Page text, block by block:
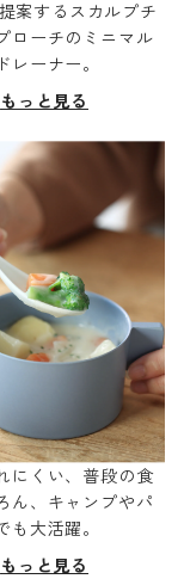
案するスカルプチ
ローチのミニマル
レーナー。
もっと見る
にくい、普段の食
ん、キャンプやパ
も大活躍。
もっと見る